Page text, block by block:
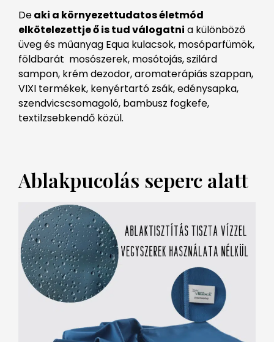
Deaki a környezettudatos életmód
elkötelezettje ő is tud válogatni a különböző
üveg és műanyag Equa kulacsok, mosóparfümök,
földbarát mosószerek, mosótojás, szilárd
sampon, krém dezodor, aromaterápiás szappan,
VIXI termékek, kenyértartó zsák, edénysapka,
szendvicscsomagoló, bambusz fogkefe,
textilzsebkendő közül.
Ablakpucolás seperc alatt